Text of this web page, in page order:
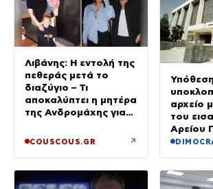
Λιβάνης: Η εντολή της
πεθεράς μετά το
διαζύγιο – Τι
αποκαλύπτει η μητέρα
της Ανδρομάχης για
COUSCOUS.GR ↗
αρχείο
του
Αρείου